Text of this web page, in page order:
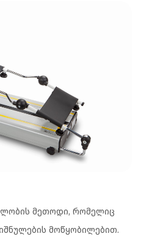
მეთოდი, რომელიც
მოწყობილებით.